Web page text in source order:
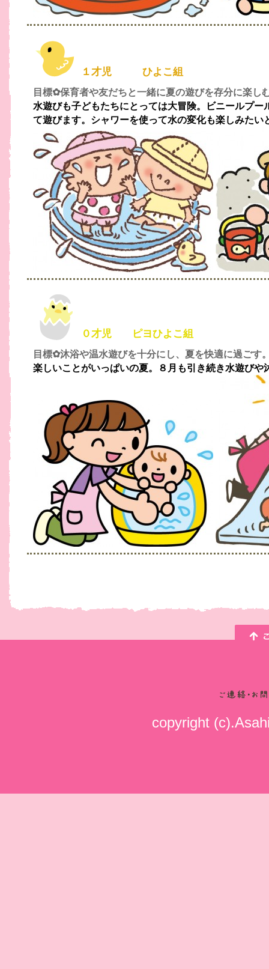
１才児 ひよこ組
目標✿保育者や友だちと一緒に夏の遊びを存分に楽し
水遊びも子どもたちにとっては大冒険。ビニールプ
て遊びます。シャワーを使って水の変化も楽しみたい
０才児 ピヨひよこ組
目標✿沐浴や温水遊びを十分にし、夏を快適に過ごす
楽しいことがいっぱいの夏。８月も引き続き水遊び
copyright